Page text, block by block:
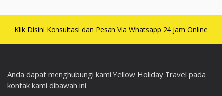
Klik Disini Konsultasi dan Pesan Via Whatsapp 24 jam Online
Anda dapat menghubungi kami Yellow Holiday Travel pada
kontak kami dibawah ini